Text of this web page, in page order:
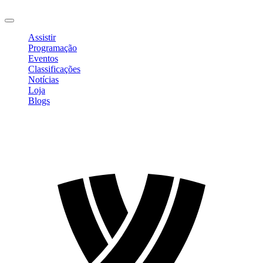
Assistir
Programação
Eventos
Classificações
Notícias
Loja
Blogs